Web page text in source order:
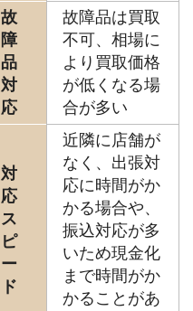
故
障
品
対
応
故障品は買取
不可、相場に
より買取価格
が低くなる場
合が多い
対
応
ス
ピ
ー
ド
近隣に店舗が
なく、出張対
応に時間がか
かる場合や、
振込対応が多
いため現金化
まで時間がか
かることがあ